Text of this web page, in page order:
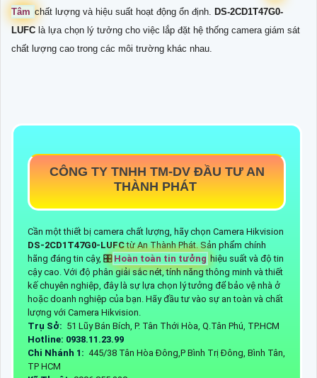
Tâm chất lượng và hiệu suất hoạt động ổn định. DS-2CD1T47G0-
LUFC là lựa chọn lý tưởng cho việc lắp đặt hệ thống camera giám sát
chất lượng cao trong các môi trường khác nhau.
CÔNG TY TNHH TM-DV ĐẦU TƯ AN
THÀNH PHÁT
Cần một thiết bị camera chất lượng, hãy chọn Camera Hikvision
DS-2CD1T47G0-LUFCtừ An Thành Phát. Sản phẩm chính
hãng đáng tin cậy, 🎛 Hoàn toàn tin tưởng hiệu suất và độ tin
cậy cao. Với độ phân giải sắc nét, tính năng thông minh và thiết
kế chuyên nghiệp, đây là sự lựa chọn lý tưởng để bảo vệ nhà ở
hoặc doanh nghiệp của bạn. Hãy đầu tư vào sự an toàn và chất
lượng với Camera Hikvision.
Trụ Sở: 51 Lũy Bán Bích, P. Tân Thới Hòa, Q.Tân Phú, TP.HCM
Hotline: 0938.11.23.99
Chi Nhánh 1: 445/38 Tân Hòa Đông,P Bình Trị Đông, Bình Tân,
TP HCM